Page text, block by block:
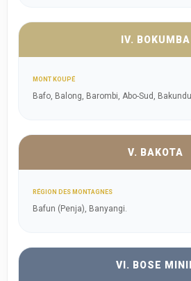
IV. BOKUMBA
MONT KOUPÉ
Bafo, Balong, Barombi, Abo-Sud,
V. BAKOTA
RÉGION DES MONTAGNES
Bafun (Penja), Banyangi.
VI. BOSE